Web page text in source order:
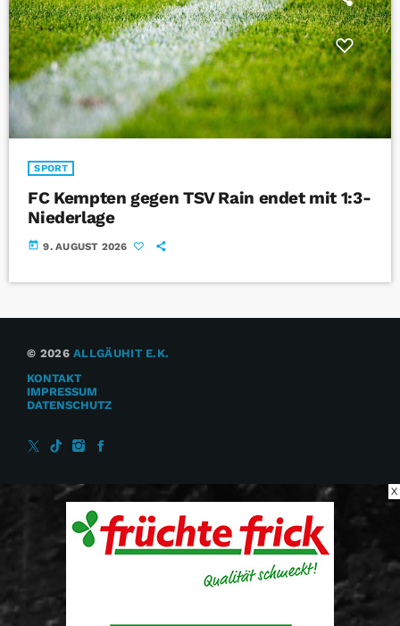
SPORT
FC Kempten gegen TSV Rain endet mit 1:3-
Niederlage
today 9. AUGUST 2026
© 2026ALLGÄUHIT E.K.
KONTAKT
IMPRESSUM
DATENSCHUTZ
X